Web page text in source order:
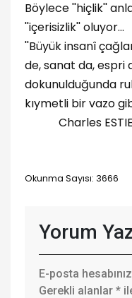
Böylece ''hiçlik''
''içerisizlik'' oluyor…
''Büyük insanî
de, sanat da,
dokunulduğunda
kıymetli bir vazo
Charles
Okunma Sayısı: 3666
Yorum
E-posta
Gerekli alanlar *